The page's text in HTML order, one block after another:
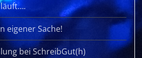
eigener Sache!
bei SchreibGut(h)